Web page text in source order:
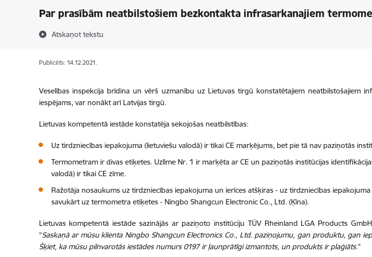
Par prasībām neatbilstošiem bezkontakta infrasarkanajiem
Atskaņot tekstu
Publicēts: 14.12.2021.
Veselības inspekcija brīdina un vērš uzmanību uz Lietuvas tirgū konstatētajiem neatbilstošajiem
iespējams, var nonākt arī Latvijas tirgū.
Lietuvas kompetentā iestāde konstatēja sekojošas neatbilstības:
Uz tirdzniecības iepakojuma (lietuviešu valodā) ir tikai CE marķējums, bet pie tā nav paziņotās
Termometram ir divas etiķetes. Uzlīme Nr. 1 ir marķēta ar CE un paziņotās institūcijas
valodā) ir tikai CE zīme.
Ražotāja nosaukums uz tirdzniecības iepakojuma un ierīces atšķiras - uz tirdzniecības
savukārt uz termometra etiķetes - Ningbo Shangcun Electronic Co., Ltd. (Ķīna).
Lietuvas kompetentā iestāde sazinājās ar paziņoto institūciju TÜV Rheinland LGA Products
“Saskaņā ar mūsu klienta Ningbo Shangcun Electronics Co., Ltd. paziņojumu, gan produktu, gan
Šķiet, ka mūsu pilnvarotās iestādes numurs 0197 ir ļaunprātīgi izmantots, un produkts ir plaģiāts.”